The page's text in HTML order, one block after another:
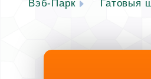
Вэб-Парк Гатовыя